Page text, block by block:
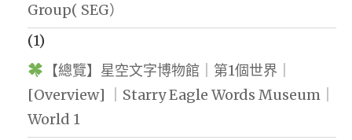
Group( SEG）
(1)
【總覽】星空文字博物館｜第1個世界｜
[Overview] ｜Starry Eagle Words Museum｜
World 1